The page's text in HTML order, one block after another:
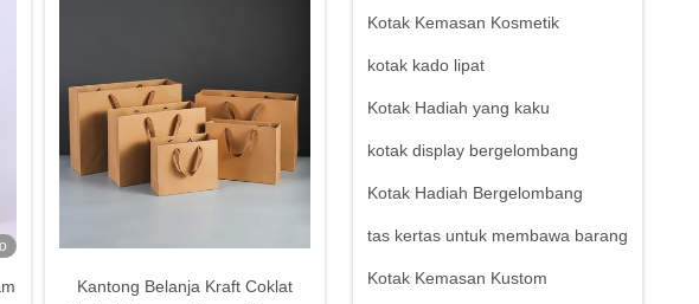
Kotak Kemasan Kosmetik
kotak kado lipat
Kotak Hadiah yang kaku
kotak display bergelombang
Kotak Hadiah Bergelombang
tas kertas untuk membawa barang
Kotak Kemasan Kustom
Kantong Belanja Kraft Coklat